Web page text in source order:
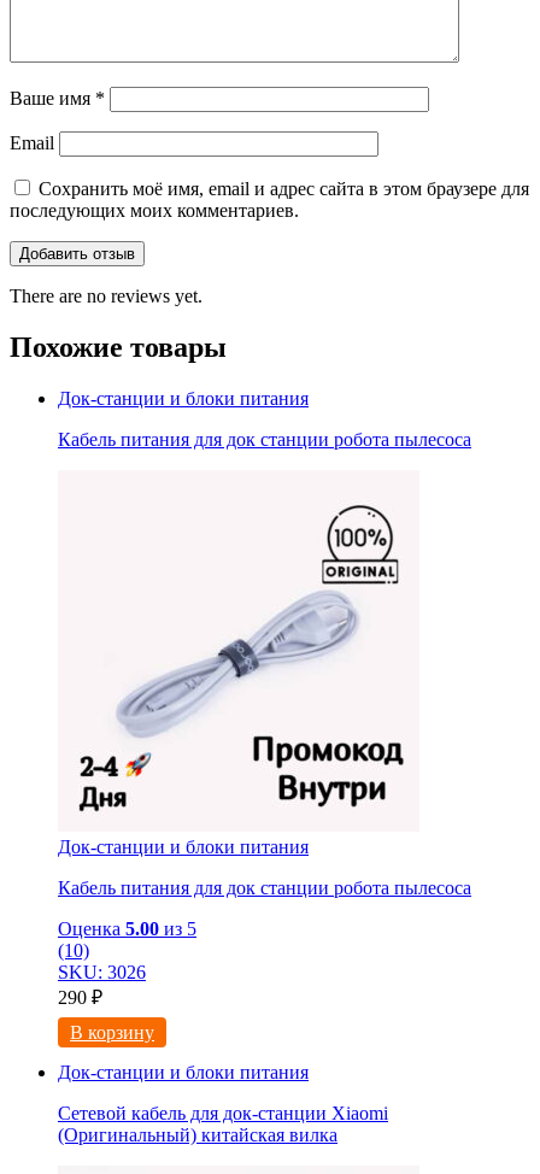
Ваше имя *
Email
Сохранить моё имя, email и адрес сайта в этом браузере для
последующих моих комментариев.
There are no reviews yet.
Похожие товары
Док-станции и блоки питания
Кабель питания для док станции робота пылесоса
Док-станции и блоки питания
Кабель питания для док станции робота пылесоса
Оценка 5.00 из 5
(10)
SKU: 3026
290 ₽
В корзину
Док-станции и блоки питания
Сетевой кабель для док-станции Xiaomi
(Оригинальный) китайская вилка